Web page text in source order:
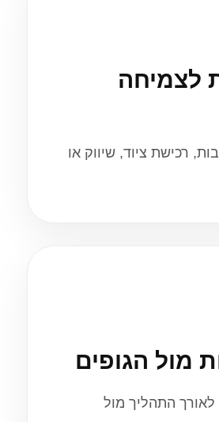
לצמיחה
רכישת ציוד, שיווק או
מול הגופים
לאורך התהליך מול